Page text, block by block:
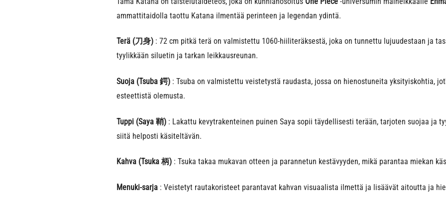
ammattitaidolla taottu Katana ilmentää perinteen ja legendan ydintä.
Terä (刀身): 72 cm pitkä terä on valmistettu 1060-hiiliteräksestä, joka on tunnettu lujuudestaan ja
tyylikkään siluetin ja tarkan leikkausreunan.
Suoja (Tsuba 鍔): Tsuba on valmistettu veistetystä raudasta, jossa on hienostuneita yksityiskohtia,
esteettistä olemusta.
Tuppi (Saya 鞘): Lakattu kevytrakenteinen puinen Saya sopii täydellisesti terään, tarjoten suojaa ja
siitä helposti käsiteltävän.
Kahva (Tsuka 柄): Tsuka takaa mukavan otteen ja parannetun kestävyyden, mikä parantaa miekan
Menuki-sarja: Veistetyt rautakoristeet parantavat kahvan visuaalista ilmettä ja lisäävät aitoutta ja